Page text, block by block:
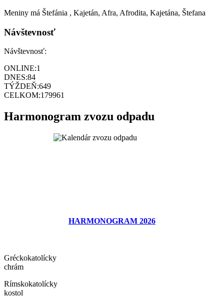
Meniny má Štefánia , Kajetán, Afra, Afrodita, Kajetána, Štefana
Návštevnosť
Návštevnosť:
ONLINE:1
DNES:84
TÝŽDEŇ:649
CELKOM:179961
Harmonogram zvozu odpadu
HARMONOGRAM 2026
Gréckokatolícky
chrám
Rímskokatolícky
kostol